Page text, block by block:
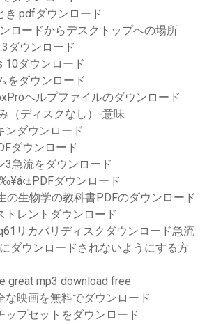
き.pdfダウンロード
ロードからデスクトップへの場所
ダウンロード
10ダウンロード
をダウンロード
ヘルプファイルのダウンロード
（ディスクなし）-意味
ンダウンロード
ダウンロード
3急流をダウンロード
ダウンロード
の生物学の教科書PDFのダウンロード
トレントダウンロード
リカバリディスクダウンロード急流
ダウンロードされないようにする方
great mp3 download free
な映画を無料でダウンロード
ップセットをダウンロード